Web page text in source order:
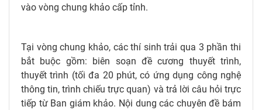
vào vòng chung khảo cấp tỉnh.
Tại vòng chung khảo, các thí sinh trải qua 3 phần thi
bắt buộc gồm: biên soạn đề cương thuyết trình,
thuyết trình (tối đa 20 phút, có ứng dụng công nghệ
thông tin, trình chiếu trực quan) và trả lời câu hỏi trực
tiếp từ Ban giám khảo. Nội dung các chuyên đề bám